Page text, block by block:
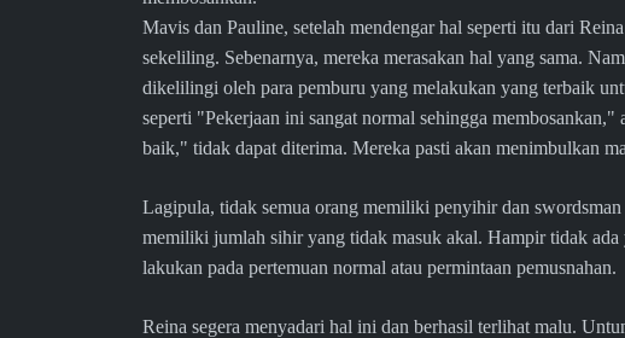
Mavis dan Pauline, setelah mendengar hal seperti itu dari
sekeliling. Sebenarnya, mereka merasakan hal yang sama.
dikelilingi oleh para pemburu yang melakukan yang terbaik
seperti "Pekerjaan ini sangat normal sehingga
baik," tidak dapat diterima. Mereka pasti akan menimbulkan
Lagipula, tidak semua orang memiliki penyihir dan
memiliki jumlah sihir yang tidak masuk akal. Hampir tidak ada
lakukan pada pertemuan normal atau permintaan pemusnahan.
Reina segera menyadari hal ini dan berhasil terlihat malu.